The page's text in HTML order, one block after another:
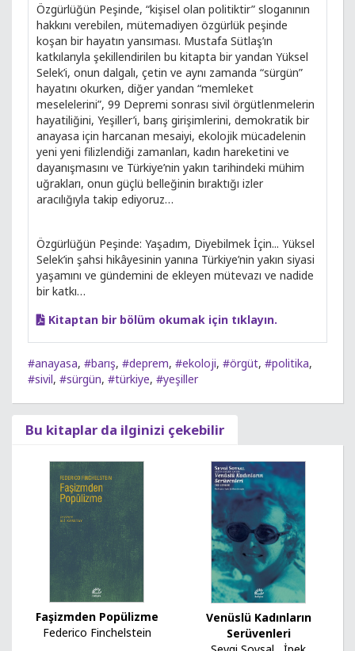
Özgürlüğün Peşinde, “kişisel olan politiktir” sloganının
hakkını verebilen, mütemadiyen özgürlük peşinde
koşan bir hayatın yansıması. Mustafa Sütlaş’ın
katkılarıyla şekillendirilen bu kitapta bir yandan Yüksel
Selek’i, onun dalgalı, çetin ve aynı zamanda “sürgün”
hayatını okurken, diğer yandan “memleket
meselelerini”, 99 Depremi sonrası sivil örgütlenmelerin
hayatiliğini, Yeşiller’i, barış girişimlerini, demokratik bir
anayasa için harcanan mesaiyi, ekolojik mücadelenin
yeni yeni filizlendiği zamanları, kadın hareketini ve
dayanışmasını ve Türkiye’nin yakın tarihindeki mühim
uğrakları, onun güçlü belleğinin bıraktığı izler
aracılığıyla takip ediyoruz…
Özgürlüğün Peşinde: Yaşadım, Diyebilmek İçin... Yüksel
Selek’in şahsi hikâyesinin yanına Türkiye’nin yakın siyasi
yaşamını ve gündemini de ekleyen mütevazı ve nadide
bir katkı…
Kitaptan bir bölüm okumak için tıklayın.
#anayasa, #barış, #deprem, #ekoloji, #örgüt, #politika,
#sivil, #sürgün, #türkiye, #yeşiller
Bu kitaplar da ilginizi çekebilir
Faşizmden Popülizme
Federico Finchelstein
Venüslü Kadınların
Serüvenleri